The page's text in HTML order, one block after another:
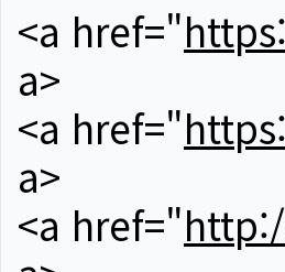
<a href="
a>
<a href="
a>
<a href="